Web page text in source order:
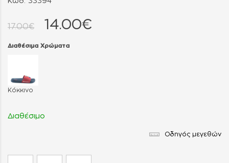
17.00€ 14.00€
Διαθέσιμα Χρώματα
Κόκκινο
Διαθέσιμο
Οδηγός μεγεθών